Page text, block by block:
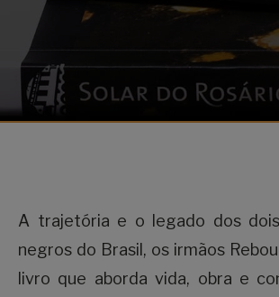
A trajetória e o legado dos
negros do Brasil, os irmãos
livro que aborda vida, obra e